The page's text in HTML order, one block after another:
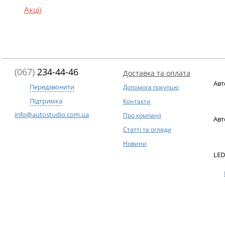
Акції
(067) 234-44-46
Передзвонити
Підтримка
info@autostudio.com.ua
Доставка та оплата
Допомога покупцю
Контакти
Про компанії
Статті та огляди
Новини